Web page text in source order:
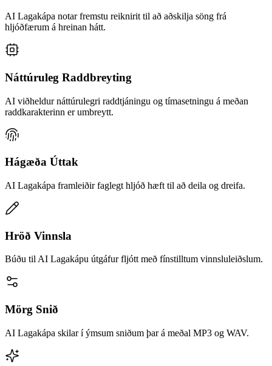
AI Lagakápa notar fremstu reiknirit til að aðskilja söng frá
hljóðfærum á hreinan hátt.
Náttúruleg Raddbreyting
AI viðheldur náttúrulegri raddtjáningu og tímasetningu á meðan
raddkarakterinn er umbreytt.
Hágæða Úttak
AI Lagakápa framleiðir faglegt hljóð hæft til að deila og dreifa.
Hröð Vinnsla
Búðu til AI Lagakápu útgáfur fljótt með fínstilltum vinnsluleiðslum.
Mörg Snið
AI Lagakápa skilar í ýmsum sniðum þar á meðal MP3 og WAV.